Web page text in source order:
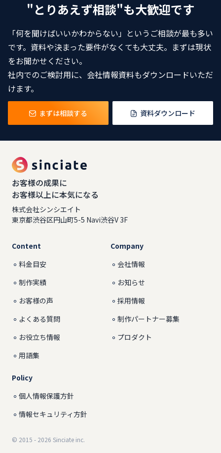
"とりあえず相談"も大歓迎です
「何を聞けばいいかわからない」というご相談が最も多い
です。資料や決まった要件がなくても大丈夫。まずは現状
をお聞かせください。
社内でのご検討用に、会社情報資料もダウンロードいただ
けます。
まずは相談する 資料ダウンロード
お客様の成果に
お客様以上に本気になる
株式会社シンシエイト
東京都渋谷区円山町5-5 Navi渋谷V 3F
Content
料金目安
制作実績
お客様の声
よくある質問
お役立ち情報
用語集
Company
会社情報
お知らせ
採用情報
制作パートナー募集
プロダクト
Policy
個人情報保護方針
情報セキュリティ方針
© 2015 - 2026 Sinciate inc.